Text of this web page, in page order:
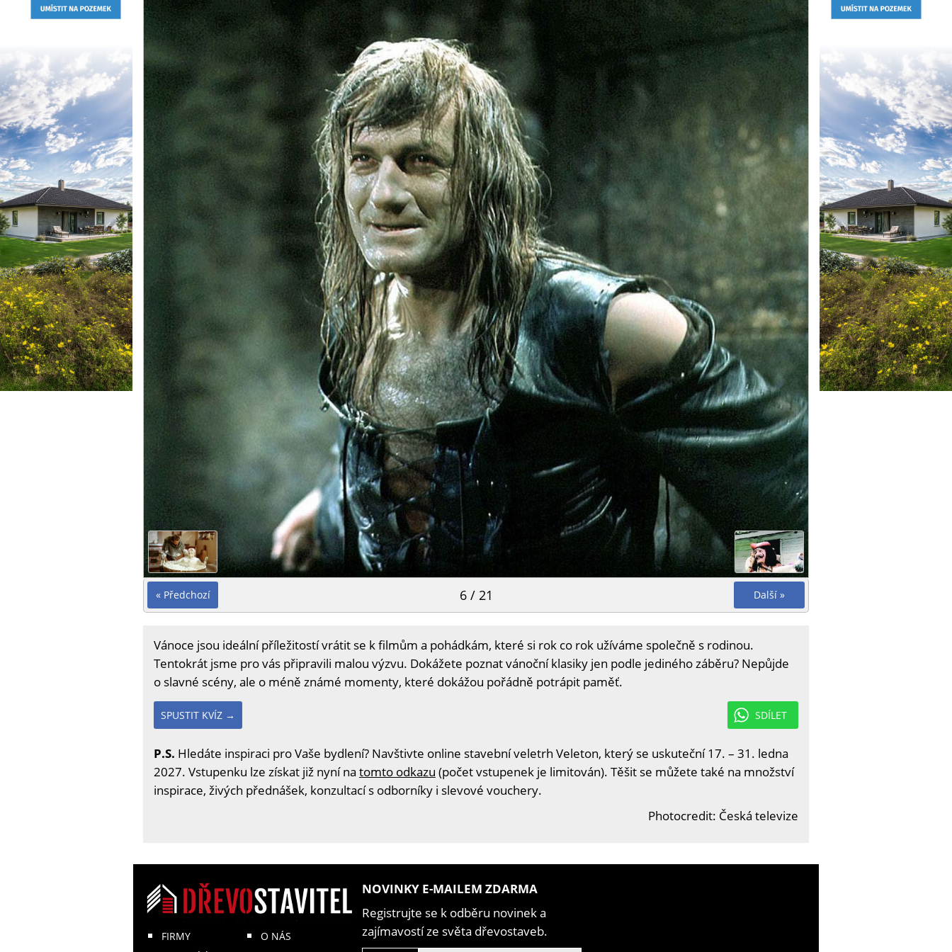
« Předchozí Další »
6 / 21
Vánoce jsou ideální příležitostí vrátit se k filmům a pohádkám, které si rok co rok užíváme společně s rodinou.
Tentokrát jsme pro vás připravili malou výzvu. Dokážete poznat vánoční klasiky jen podle jediného záběru? Nepůjde
o slavné scény, ale o méně známé momenty, které dokážou pořádně potrápit paměť.
SDÍLET
SPUSTIT KVÍZ →
P.S. Hledáte inspiraci pro Vaše bydlení? Navštivte online stavební veletrh Veleton, který se uskuteční 17. – 31. ledna
2027. Vstupenku lze získat již nyní na tomto odkazu (počet vstupenek je limitován). Těšit se můžete také na množství
inspirace, živých přednášek, konzultací s odborníky i slevové vouchery.
Photocredit: Česká televize
FIRMY
O NÁS
NOVINKY E-MAILEM ZDARMA
Registrujte se k odběru novinek a
zajímavostí ze světa dřevostaveb.